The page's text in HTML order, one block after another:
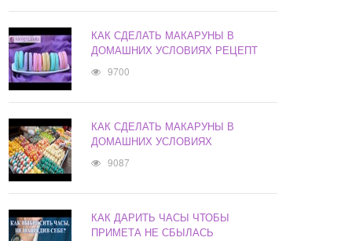
КАК СДЕЛАТЬ МАКАРУНЫ В
ДОМАШНИХ УСЛОВИЯХ РЕЦЕПТ
9700
КАК СДЕЛАТЬ МАКАРУНЫ В
ДОМАШНИХ УСЛОВИЯХ
9087
КАК ДАРИТЬ ЧАСЫ ЧТОБЫ
ПРИМЕТА НЕ СБЫЛАСЬ